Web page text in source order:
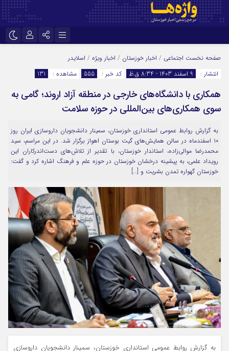
اینستاگرام
تلگرام
سروش
ایتا
آپارات
اپلیکیشن رمز عبور
مرا به خاطر بسپار
صفحه نخست اجتماعی / اخبار خوزستان / اخبار ویژه / اسلایدر
انتشار :
9 اسفند 1403 - 8:34 ق.ظ کد خبر : 555 مشاهده : 131
همکاری با دانشگاه‌های خارجی در منطقه آزاد اروند؛ گامی به
سوی همکاری‌های بین‌المللی در حوزه سلامت
به گزارش روابط عمومی استانداری خوزستان، سمینار دانشجویان داروسازی ایران روز
۱۰ اسفندماه در سالن همایش‌های گیت بوستان اهواز برگزار شد. در این مراسم، سید
محمدرضا موالی‌زاده، استاندار خوزستان، با تقدیر از تلاش‌های دست‌اندرکاران این
رویداد علمی، به پیشینه درخشان خوزستان در حوزه علم و فرهنگ اشاره کرد و گفت:
خوزستان گهواره تمدن بشریت و […]
به گزارش روابط عمومی استانداری خوزستان، سمینار دانشجویان داروسازی